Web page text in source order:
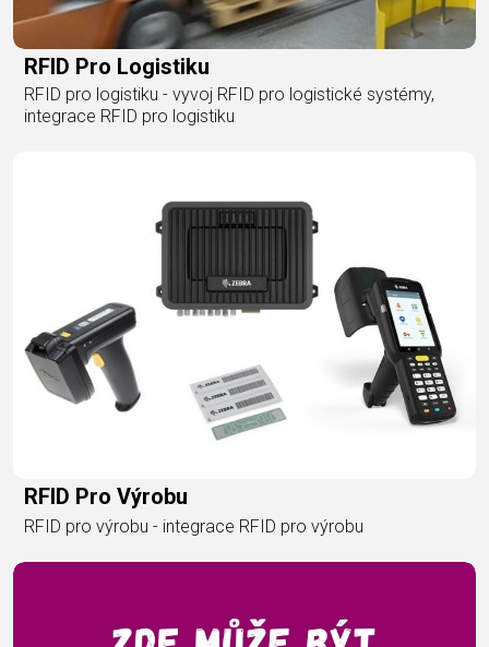
RFID Pro Logistiku
RFID pro logistiku - vyvoj RFID pro logistické systémy,
integrace RFID pro logistiku
RFID Pro Výrobu
RFID pro výrobu - integrace RFID pro výrobu